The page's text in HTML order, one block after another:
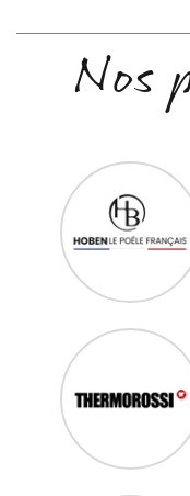
Nos